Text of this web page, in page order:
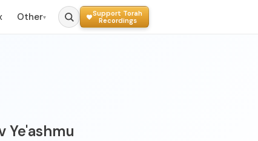
Other▾
Support Torah
Recordings
Ye'ashmu